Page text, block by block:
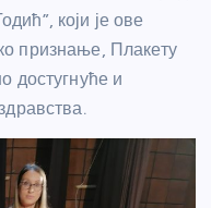
који је ове
признање, Плакету
достугнуће и